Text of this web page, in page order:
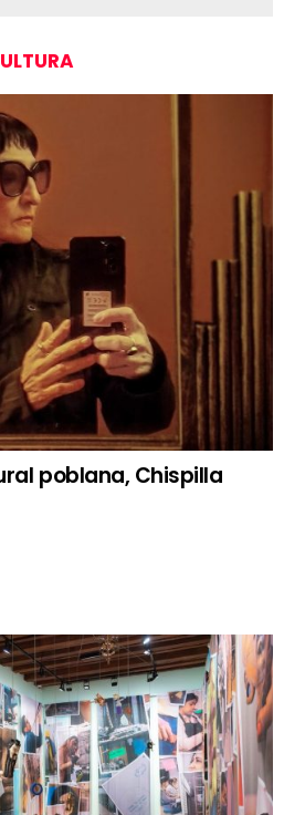
poblana, Chispilla